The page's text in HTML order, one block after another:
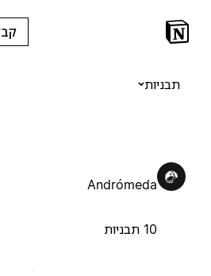
קבלת Notion בחינם
תבניות
Andrómeda